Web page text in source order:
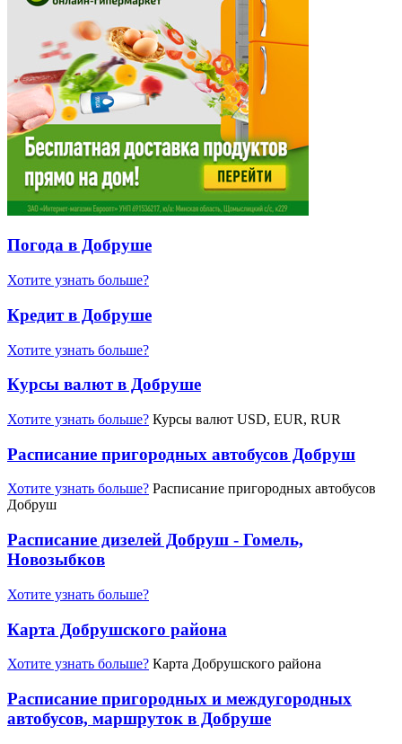
Погода в Добруше
Хотите узнать больше?
Кредит в Добруше
Хотите узнать больше?
Курсы валют в Добруше
Хотите узнать больше? Курсы валют USD, EUR, RUR
Расписание пригородных автобусов Добруш
Хотите узнать больше? Расписание пригородных автобусов
Добруш
Расписание дизелей Добруш - Гомель,
Новозыбков
Хотите узнать больше?
Карта Добрушского района
Хотите узнать больше? Карта Добрушского района
Расписание пригородных и междугородных
автобусов, маршруток в Добруше